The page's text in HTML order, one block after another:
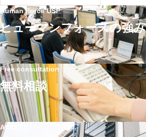
が解説する要
件・注意点・
よくある質問
Human Force USP
ヒューマンフォースの強み
Free consultation
無料相談
ACCESS